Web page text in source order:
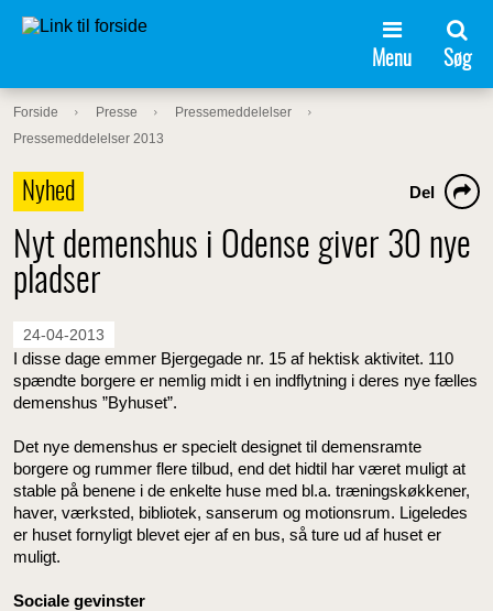
Menu Søg
Forside Presse
Pressemeddelelser
Pressemeddelelser 2013
Nyhed
Nyt demenshus i Odense giver 30 nye
pladser
Del
24-04-2013
I disse dage emmer Bjergegade nr. 15 af hektisk aktivitet. 110
spændte borgere er nemlig midt i en indflytning i deres nye fælles
demenshus ”Byhuset”.
Det nye demenshus er specielt designet til demensramte
borgere og rummer flere tilbud, end det hidtil har været muligt at
stable på benene i de enkelte huse med bl.a. træningskøkkener,
haver, værksted, bibliotek, sanserum og motionsrum. Ligeledes
er huset fornyligt blevet ejer af en bus, så ture ud af huset er
muligt.
Sociale gevinster